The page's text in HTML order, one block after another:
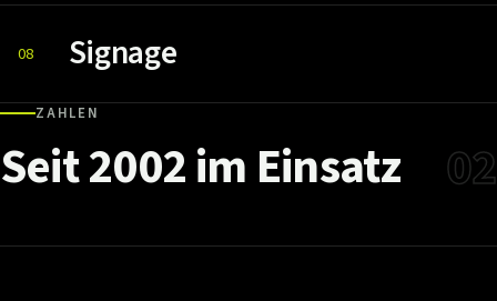
08 Signage
ZAHLEN
Seit2002im Einsatz 02